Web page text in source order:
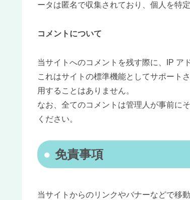
ータは匿名で収集されており、個人を特
コメントについて
当サイトへのコメントを残す際に、IP ア
これはサイトの標準機能としてサポート
用することはありません。
なお、全てのコメントは管理人が事前に
ください。
免責事項
当サイトからのリンクやバナーなどで移